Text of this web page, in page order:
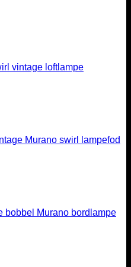
vintage loftlampe
Murano swirl lampefod
bobbel Murano bordlampe